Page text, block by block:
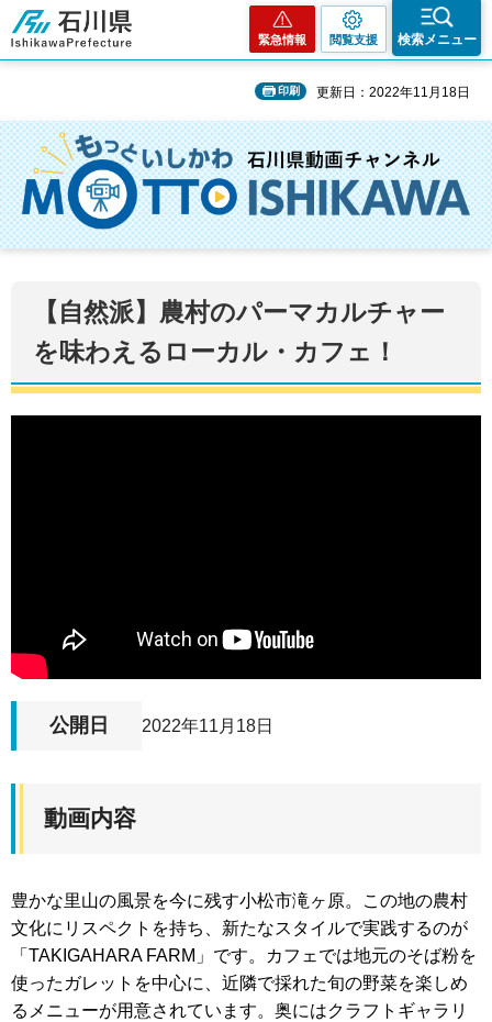
石川県
緊急情報 閲覧支援 検索メニュー
印刷 更新日：2022年11月18日
【自然派】農村のパーマカルチャー
を味わえるローカル・カフェ！
公開日 2022年11月18日
動画内容
豊かな里山の風景を今に残す小松市滝ヶ原。この地の農村
文化にリスペクトを持ち、新たなスタイルで実践するのが
「TAKIGAHARA FARM」です。カフェでは地元のそば粉を
使ったガレットを中心に、近隣で採れた旬の野菜を楽しめ
るメニューが用意されています。奥にはクラフトギャラリ